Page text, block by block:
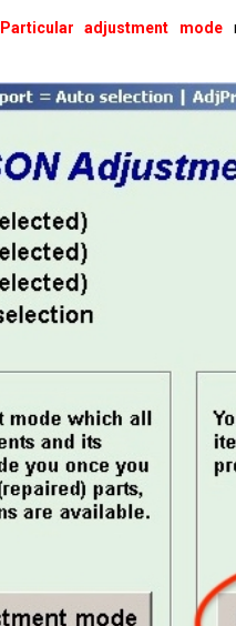
Particular adjustment mode